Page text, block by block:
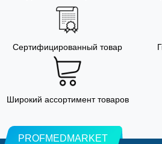
Сертифицированный товар
Широкий ассортимент товаров
PROFMEDMARKET